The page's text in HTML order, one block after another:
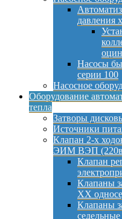
давления
Насосы
серии 100
Насосное
Оборудование
тепла
Затворы
Источники
Клапан 2-х
ЭИМ ВЭП
Клапан
Клапаны
ХХ
Клапаны